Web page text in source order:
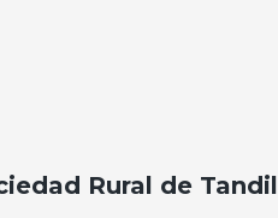
Rural de Tandil